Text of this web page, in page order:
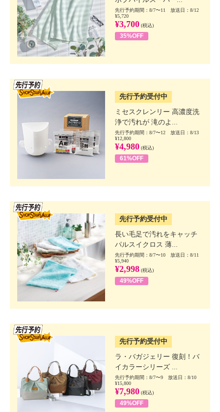
先行予約期間：8/7〜11 放送日：8/12
¥5,720
¥3,700 (税込)
35%OFF
先行予約受付中
ミセスクレンリー 高濃度洗
浄で汚れが 滝のよ...
先行予約期間：8/7〜12 放送日：8/13
¥12,800
¥4,980 (税込)
61%OFF
先行予約受付中
長い毛足で汚れをキャッチ
パルスイクロス 薄...
先行予約期間：8/7〜10 放送日：8/11
¥5,940
¥2,998 (税込)
49%OFF
先行予約受付中
ラ・バガジェリー 復刻！バ
イカラーシリーズ ...
先行予約期間：8/7〜9 放送日：8/10
¥15,800
¥7,980 (税込)
49%OFF